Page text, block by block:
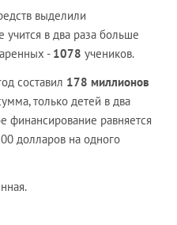
выделили
в два раза больше
- 1078 учеников.
составил 178 миллионов
только детей в два
финансирование равняется
долларов на одного